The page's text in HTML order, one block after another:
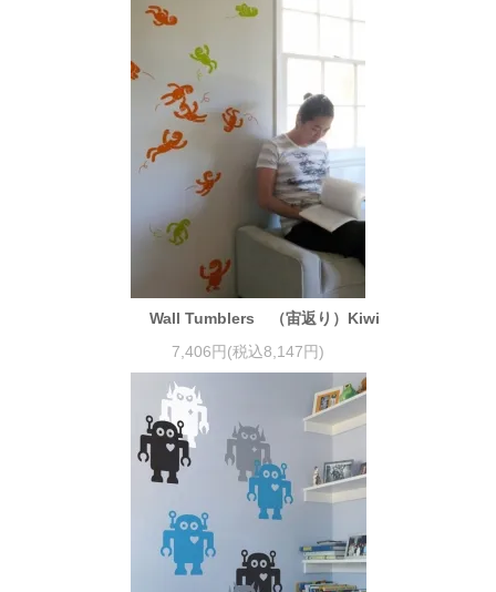
Wall Tumblers （宙返り）Kiwi
7,406円(税込8,147円)